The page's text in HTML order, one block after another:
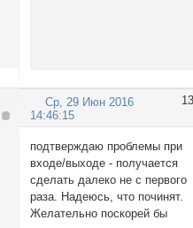
13
Ср, 29 Июн 2016
14:46:15
подтверждаю проблемы при
входе/выходе - получается
сделать далеко не с первого
раза. Надеюсь, что починят.
Желательно поскорей бы